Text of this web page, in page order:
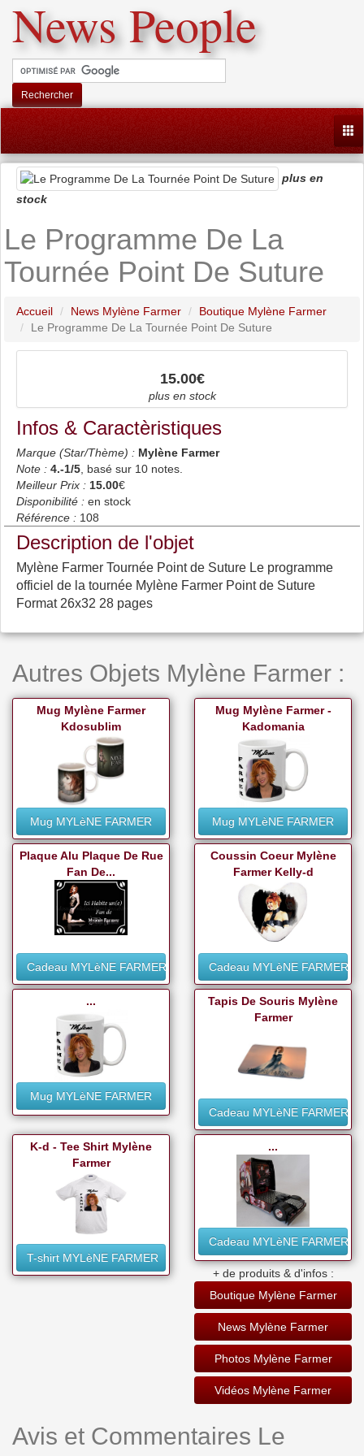
News People
Rechercher
plus en
stock
Le Programme De La
Tournée Point De Suture
Accueil News Mylène Farmer
Boutique Mylène Farmer
Le Programme De La Tournée Point De Suture
15.00€
plus en stock
Infos & Caractèristiques
Marque (Star/Thème) : Mylène Farmer
Note : 4.-1/5 , basé sur 10 notes.
Meilleur Prix : 15.00€
Disponibilité : en stock
Référence : 108
Description de l'objet
Mylène Farmer Tournée Point de Suture Le programme
officiel de la tournée Mylène Farmer Point de Suture
Format 26x32 28 pages
Autres Objets Mylène Farmer :
Mug Mylène Farmer
Kdosublim
Mug MYLèNE FARMER
Mug Mylène Farmer -
Kadomania
Mug MYLèNE FARMER
Plaque Alu Plaque De Rue
Fan De...
Cadeau MYLèNE FARMER
Coussin Coeur Mylène
Farmer Kelly-d
Cadeau MYLèNE FARMER
...
Mug MYLèNE FARMER
Tapis De Souris Mylène
Farmer
Cadeau MYLèNE FARMER
K-d - Tee Shirt Mylène
Farmer
T-shirt MYLèNE FARMER
...
Cadeau MYLèNE FARMER
+ de produits & d'infos :
Boutique Mylène Farmer
News Mylène Farmer
Photos Mylène Farmer
Vidéos Mylène Farmer
Avis et Commentaires Le